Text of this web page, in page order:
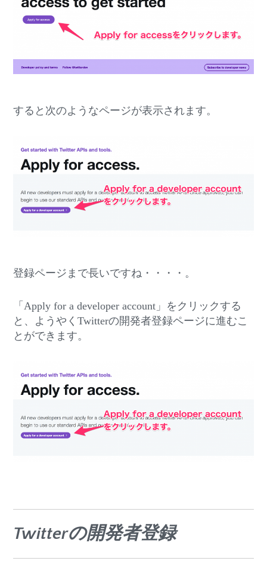
すると次のようなページが表示されます。
登録ページまで長いですね・・・・。
「Apply for a developer account」をクリックする
と、ようやくTwitterの開発者登録ページに進むこ
とができます。
Twitterの開発者登録